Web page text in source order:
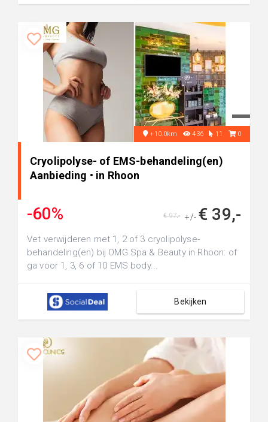
+10.0km 436 11 0
Cryolipolyse- of EMS-behandeling(en)
Aanbieding • in Rhoon
-60% +/- € 39,-
€ 97,-
Vet verwijderen met 1, 2 of 3 cryolipolyse-
behandeling(en) bij OMG Spa & Beauty in Rhoon: of
ga voor 1, 3, 6 of 10 EMS body...
Bekijken